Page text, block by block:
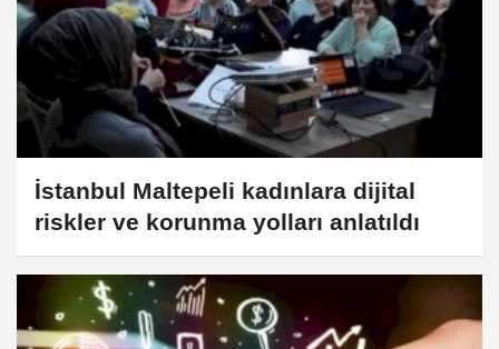
İstanbul Maltepeli kadınlara dijital
riskler ve korunma yolları anlatıldı